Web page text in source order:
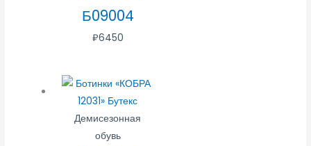
Б09004
₽6450
Демисезонная
обувь